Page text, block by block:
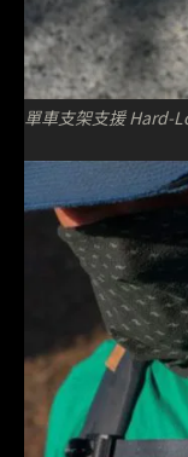
單車支架支援 Hard-